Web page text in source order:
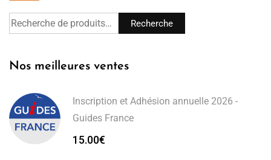
Recherche
Nos meilleures ventes
Inscription et Adhésion annuelle 2026 -
Guides France
15.00€